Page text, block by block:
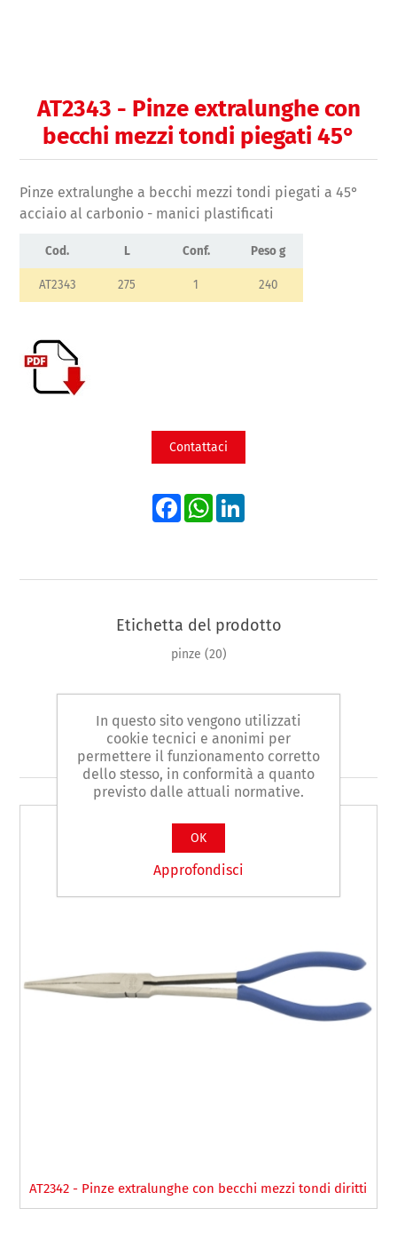
AT2343 - Pinze extralunghe con
becchi mezzi tondi piegati 45°
Pinze extralunghe a becchi mezzi tondi piegati a 45°
acciaio al carbonio - manici plastificati
Cod. L Conf. Peso g
AT2343 275 1 240
Contattaci
FacebookWhatsApp
Etichetta del prodotto
pinze (20)
Prodotti correlati
AT2342 - Pinze extralunghe con becchi mezzi tondi diritti
In questo sito vengono utilizzati
cookie tecnici e anonimi per
permettere il funzionamento corretto
dello stesso, in conformità a quanto
previsto dalle attuali normative.
OK
Approfondisci